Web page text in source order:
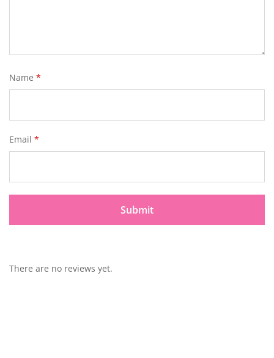
Name *
Email *
There are no reviews yet.